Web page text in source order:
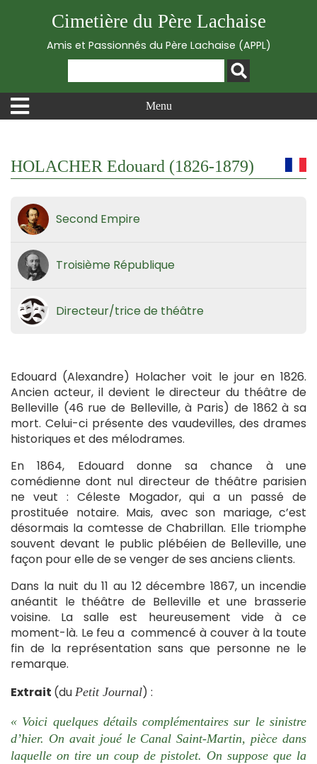
Cimetière du Père Lachaise
Amis et Passionnés du Père Lachaise (APPL)
Menu
HOLACHER Edouard (1826-1879)
Second Empire
Troisième République
Directeur/trice de théâtre
Edouard (Alexandre) Holacher voit le jour en 1826.
Ancien acteur, il devient le directeur du théâtre de
Belleville (46 rue de Belleville, à Paris) de 1862 à sa
mort. Celui-ci présente des vaudevilles, des drames
historiques et des mélodrames.
En 1864, Edouard donne sa chance à une
comédienne dont nul directeur de théâtre parisien
ne veut : Céleste Mogador, qui a un passé de
prostituée notaire. Mais, avec son mariage, c’est
désormais la comtesse de Chabrillan. Elle triomphe
souvent devant le public plébéien de Belleville, une
façon pour elle de se venger de ses anciens clients.
Dans la nuit du 11 au 12 décembre 1867, un incendie
anéantit le théâtre de Belleville et une brasserie
voisine. La salle est heureusement vide à ce
moment-là. Le feu a commencé à couver à la toute
fin de la représentation sans que personne ne le
remarque.
Extrait (du Petit Journal) :
« Voici quelques détails complémentaires sur le sinistre
d’hier. On avait joué le Canal Saint-Martin, pièce dans
laquelle on tire un coup de pistolet. On suppose que la